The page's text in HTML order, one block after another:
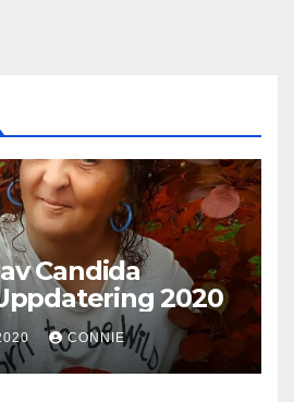
Candida
2020
CONNIE